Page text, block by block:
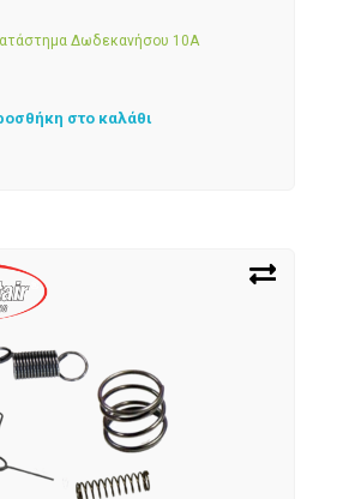
Δωδεκανήσου 10Α
στο καλάθι